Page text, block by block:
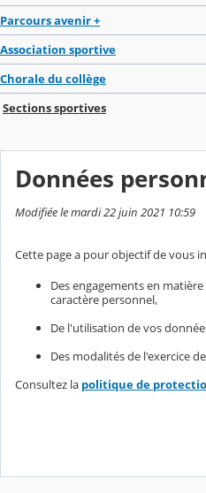
Parcours avenir +
Association sportive
Chorale du collège
Sections sportives
Données
Modifiée le mardi 22 juin 2021 10:59
Cette page a pour objectif de vous
Des engagements en
caractère personnel,
De l'utilisation de vos
Des modalités de l'exercice
Consultez la politique de